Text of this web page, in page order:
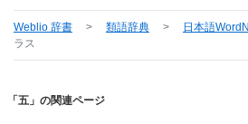
Weblio 辞書 > 類語辞典 > 日本語
ラス
「五」の関連ページ